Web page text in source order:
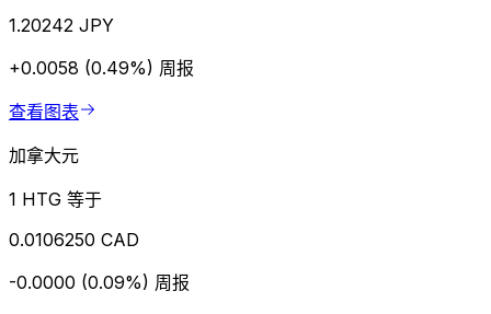
1.20242 JPY
+0.0058 (0.49%) 周报
查看图表
加拿大元
1 HTG 等于
0.0106250 CAD
-0.0000 (0.09%) 周报